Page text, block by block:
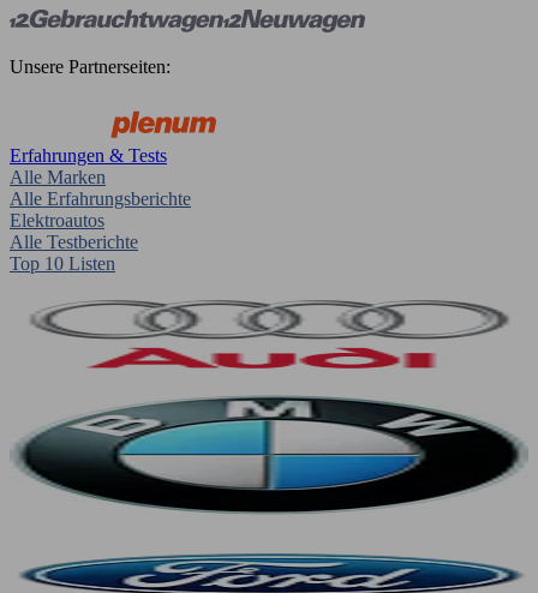
Unsere Partnerseiten:
Erfahrungen & Tests
Alle Marken
Alle Erfahrungsberichte
Elektroautos
Alle Testberichte
Top 10 Listen